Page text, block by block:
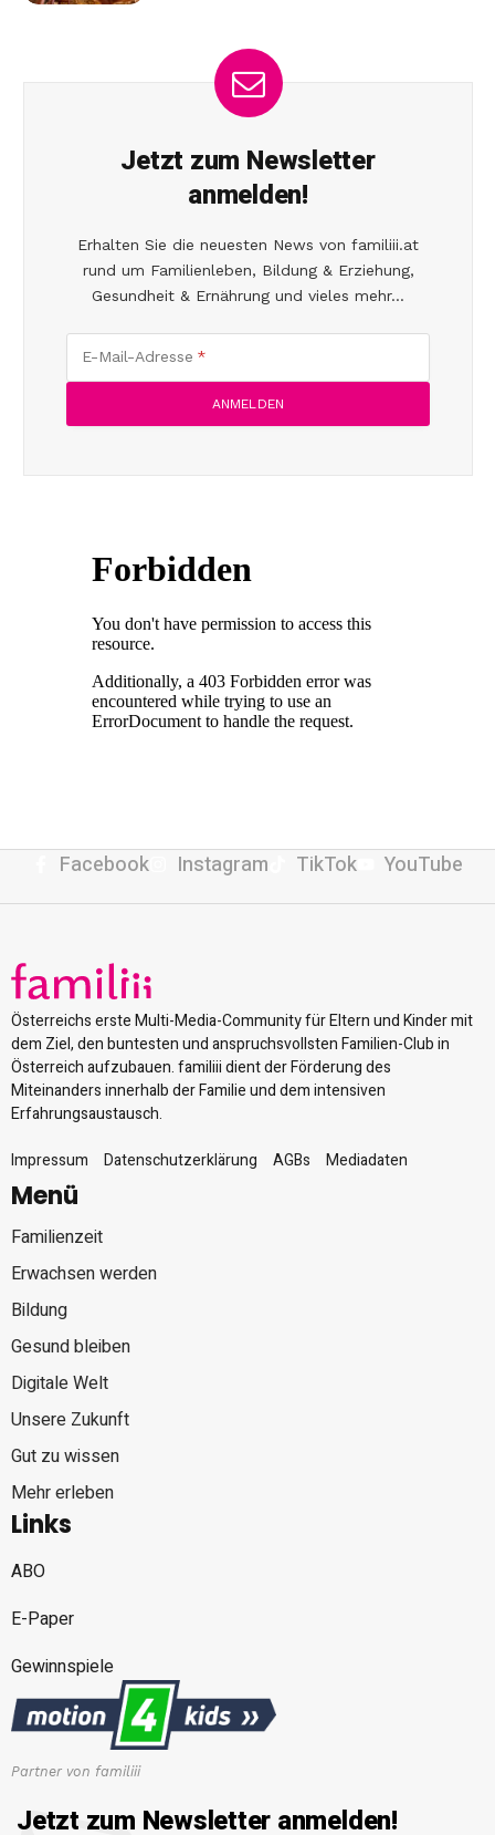
Jetzt zum Newsletter
anmelden!
Erhalten Sie die neuesten News von familiii.at
rund um Familienleben, Bildung & Erziehung,
Gesundheit & Ernährung und vieles mehr...
E-Mail-Adresse
Facebook Instagram TikTok YouTube
Österreichs erste Multi-Media-Community für Eltern und Kinder mit
dem Ziel, den buntesten und anspruchsvollsten Familien-Club in
Österreich aufzubauen. familiii dient der Förderung des
Miteinanders innerhalb der Familie und dem intensiven
Erfahrungsaustausch.
Impressum
Datenschutzerklärung AGBs Mediadaten
Menü
Familienzeit
Erwachsen werden
Bildung
Gesund bleiben
Digitale Welt
Unsere Zukunft
Gut zu wissen
Mehr erleben
Links
ABO
E-Paper
Gewinnspiele
Partner von familiii
Jetzt zum Newsletter anmelden!